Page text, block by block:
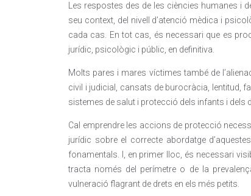
Les respostes des de les ciències humanes i
seu context, del nivell d’atenció mèdica i
cada cas. En tot cas, és necessari que es
jurídic, psicològic i públic, en definitiva.
Molts pares i mares víctimes també de
civil i judicial, cansats de burocràcia, lentitud,
sistemes de salut i protecció dels infants i dels
Cal emprendre les accions de protecció
jurídic sobre el correcte abordatge
fonamentals. I, en primer lloc, és necessari
tracta només del perímetre o de la
vulneració flagrant de drets en els més petits.